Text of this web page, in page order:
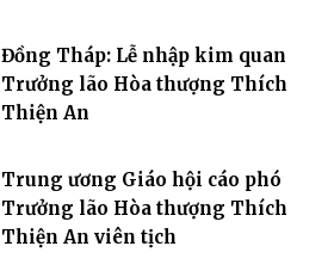
Đồng Tháp: Lễ nhập kim quan
Trưởng lão Hòa thượng Thích
Thiện An
Trung ương Giáo hội cáo phó
Trưởng lão Hòa thượng Thích
Thiện An viên tịch